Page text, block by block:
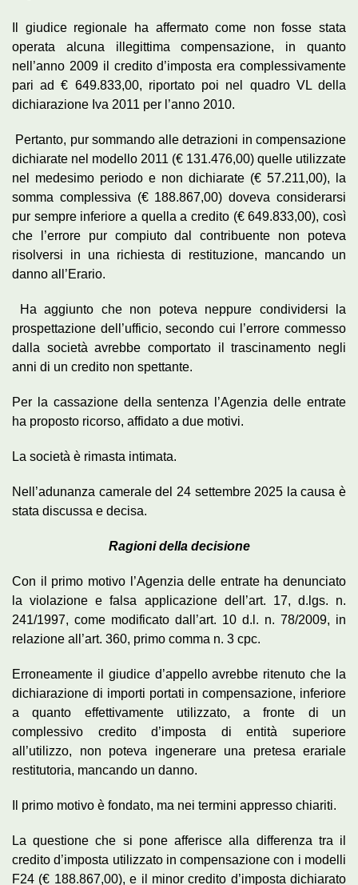
Il giudice regionale ha affermato come non fosse stata
operata alcuna illegittima compensazione, in quanto
nell’anno 2009 il credito d’imposta era complessivamente
pari ad € 649.833,00, riportato poi nel quadro VL della
dichiarazione Iva 2011 per l’anno 2010.
Pertanto, pur sommando alle detrazioni in compensazione
dichiarate nel modello 2011 (€ 131.476,00) quelle utilizzate
nel medesimo periodo e non dichiarate (€ 57.211,00), la
somma complessiva (€ 188.867,00) doveva considerarsi
pur sempre inferiore a quella a credito (€ 649.833,00), così
che l’errore pur compiuto dal contribuente non poteva
risolversi in una richiesta di restituzione, mancando un
danno all’Erario.
Ha aggiunto che non poteva neppure condividersi la
prospettazione dell’ufficio, secondo cui l’errore commesso
dalla società avrebbe comportato il trascinamento negli
anni di un credito non spettante.
Per la cassazione della sentenza l’Agenzia delle entrate
ha proposto ricorso, affidato a due motivi.
La società è rimasta intimata.
Nell’adunanza camerale del 24 settembre 2025 la causa è
stata discussa e decisa.
Ragioni della decisione
Con il primo motivo l’Agenzia delle entrate ha denunciato
la violazione e falsa applicazione dell’art. 17, d.lgs. n.
241/1997, come modificato dall’art. 10 d.l. n. 78/2009, in
relazione all’art. 360, primo comma n. 3 cpc.
Erroneamente il giudice d’appello avrebbe ritenuto che la
dichiarazione di importi portati in compensazione, inferiore
a quanto effettivamente utilizzato, a fronte di un
complessivo credito d’imposta di entità superiore
all’utilizzo, non poteva ingenerare una pretesa erariale
restitutoria, mancando un danno.
Il primo motivo è fondato, ma nei termini appresso chiariti.
La questione che si pone afferisce alla differenza tra il
credito d’imposta utilizzato in compensazione con i modelli
F24 (€ 188.867,00), e il minor credito d’imposta dichiarato